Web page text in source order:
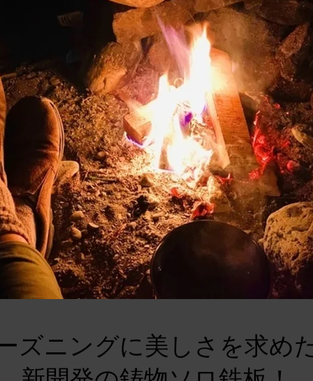
ズニングに美しさを求め